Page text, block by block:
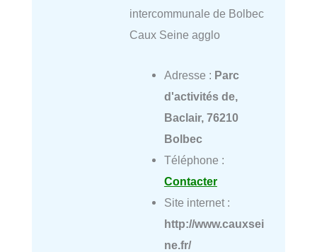
intercommunale de Bolbec
Caux Seine agglo
Adresse : Parc
d'activités de,
Baclair, 76210
Bolbec
Téléphone :
Contacter
Site internet :
http://www.cauxsei
ne.fr/